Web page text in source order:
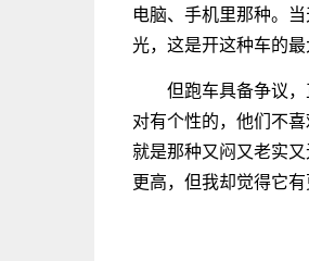
电脑、手机里那种。
光，这是开这种车的最
但跑车具备争议
对有个性的，他们不
就是那种又闷又老实
更高，但我却觉得它有